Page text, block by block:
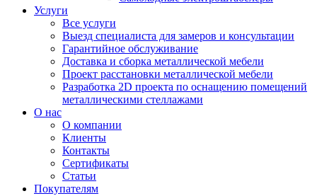
Услуги
Все услуги
Выезд специалиста для замеров и консультации
Гарантийное обслуживание
Доставка и сборка металлической мебели
Проект расстановки металлической мебели
Разработка 2D проекта по оснащению помещений
металлическими стеллажами
О нас
О компании
Клиенты
Контакты
Сертификаты
Статьи
Покупателям